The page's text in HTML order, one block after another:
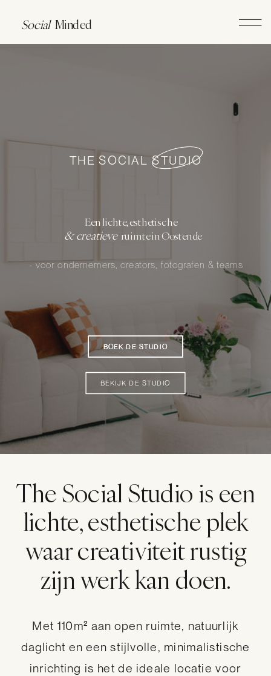
Social Minded
- voor ondernemers, creators, fotografen & teams
BEKIJK DE STUDIO
BOEK DE STUDIO
THE SOCIAL STUDIO
Een lichte, esthetische
& creatieve ruimte in Oostende
BOEK DE STUDIO
BOEK DE STUDIO
The Social Studio is een
lichte, esthetische plek
waar creativiteit rustig
zijn werk kan doen.
Met 110m² aan open ruimte, natuurlijk
daglicht en een stijlvolle, minimalistische
inrichting is het de ideale locatie voor